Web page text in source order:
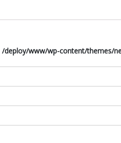
/deploy/www/wp-content/themes/